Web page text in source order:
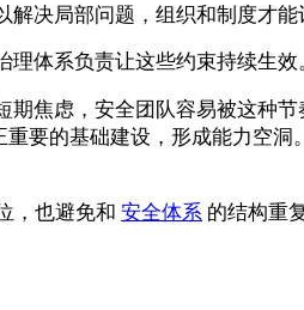
解决局部问题，组织和制度才能
体系负责让这些约束持续生效
期焦虑，安全团队容易被这种
要的基础建设，形成能力空
，也避免和 安全体系 的结构重复